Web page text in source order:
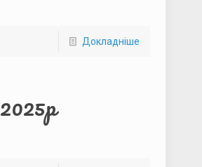
Докладніше